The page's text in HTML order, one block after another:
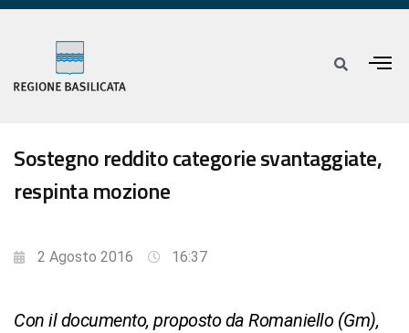
Sostegno reddito categorie svantaggiate,
respinta mozione
2 Agosto 2016 16:37
Con il documento, proposto da Romaniello (Gm),